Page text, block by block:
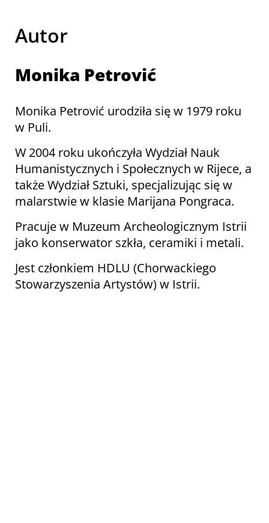
Autor
Monika Petrović
Monika Petrović urodziła się w 1979 roku
w Puli.
W 2004 roku ukończyła Wydział Nauk
Humanistycznych i Społecznych w Rijece, a
także Wydział Sztuki, specjalizując się w
malarstwie w klasie Marijana Pongraca.
Pracuje w Muzeum Archeologicznym Istrii
jako konserwator szkła, ceramiki i metali.
Jest członkiem HDLU (Chorwackiego
Stowarzyszenia Artystów) w Istrii.